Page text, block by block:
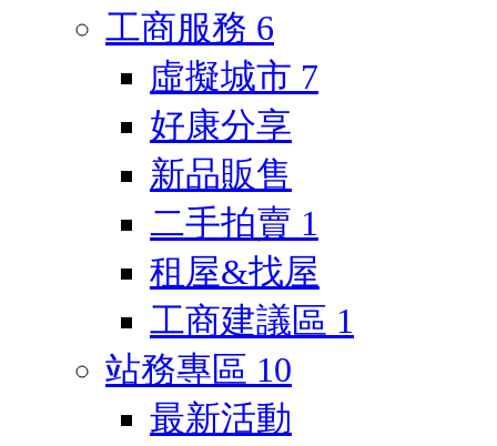
工商服務 6
虛擬城市 7
好康分享
新品販售
二手拍賣 1
租屋&找屋
工商建議區 1
站務專區 10
最新活動